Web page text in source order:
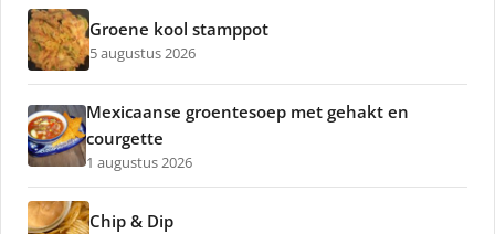
Groene kool stamppot
5 augustus 2026
Mexicaanse groentesoep met gehakt en
courgette
1 augustus 2026
Chip & Dip